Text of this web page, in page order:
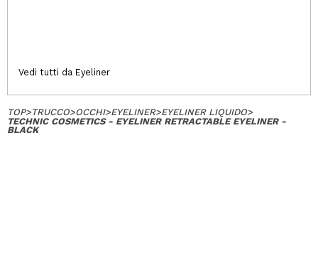
Vedi tutti da Eyeliner
TOP>TRUCCO>OCCHI>EYELINER>EYELINER LIQUIDO>
TECHNIC COSMETICS - EYELINER RETRACTABLE EYELINER -
BLACK